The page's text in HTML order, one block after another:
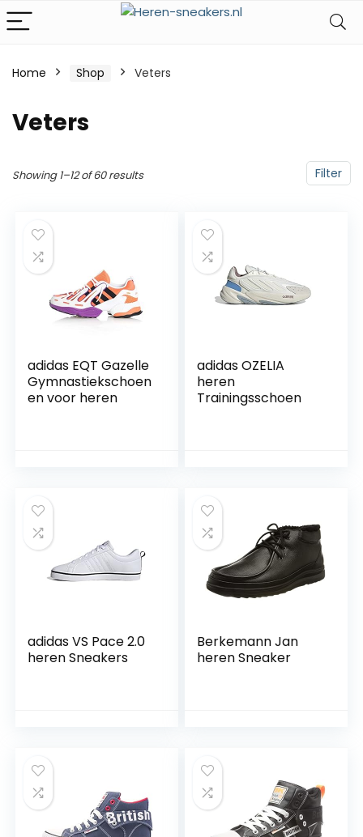
Home Shop Veters
Veters
Filter
Showing 1–12 of 60 results
adidas EQT Gazelle
Gymnastiekschoen
en voor heren
adidas OZELIA
heren
Trainingsschoen
adidas VS Pace 2.0
heren Sneakers
Berkemann Jan
heren Sneaker